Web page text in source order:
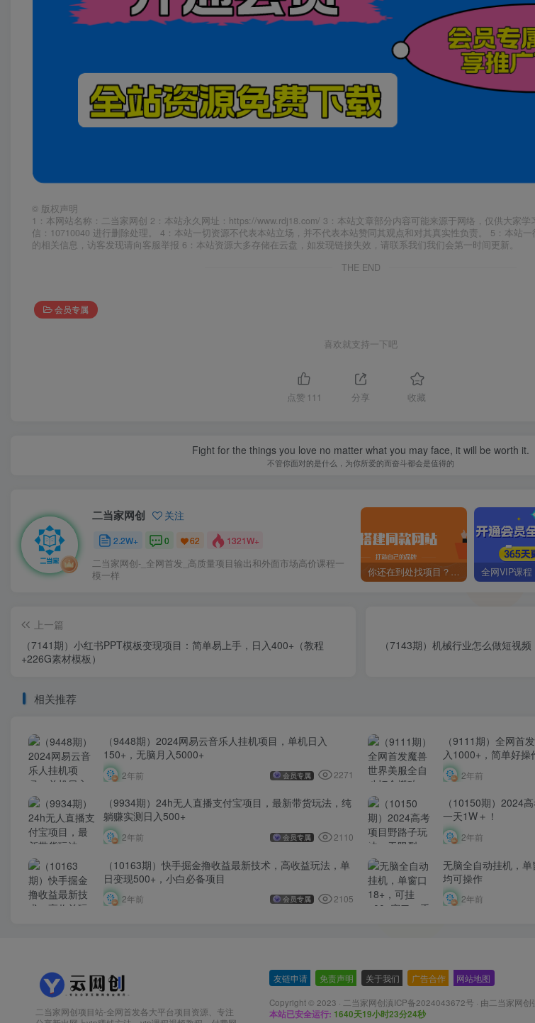
© 版权声明
1：本网站名称：二当家网创 2：本站永久网址：https://www.rdj18.com/ 3：本站文章部分内容可能来源于网络，仅供大家
信：10710040 进行删除处理。 4：本站一切资源不代表本站立场，并不代表本站赞同其观点和对其真实性负责。 5：本站
的相关信息，访客发现请向客服举报 6：本站资源大多存储在云盘，如发现链接失效，请联系我们我们会第一时间更新。
THE END
会员专属
喜欢就支持一下吧
点赞 111 分享 收藏
Fight for the things you love no matter what you may face, it will be worth it.
不管你面对的是什么，为你所爱的而奋斗都会是值得的
二当家网创 关注
2.2W+ 0 62 1321W+
二当家网创-_全网首发_高质量项目输出和外面市场高价课程一
模一样
你还在到处找项目？还在当韭菜？我靠卖项目一个月收入5万+，曾经我也是个失败者。
上一篇
（7141期）小红书PPT模板变现项目：简单易上手，日入400+（教程
+226G素材模板）
（7143期）机械行业怎么做短视
相关推荐
（9448期）2024网易云音乐人挂机项目，单机日入
150+，无脑月入5000+
2年前 会员专属 2271
（9111期）全网首
入1000+，简单好操
2年前
（9934期）24h无人直播支付宝项目，最新带货玩法，纯
躺赚实测日入500+
2年前 会员专属 2110
（10150期）2024
一天1W＋！
2年前
（10163期）快手掘金撸收益最新技术，高收益玩法，单
日变现500+，小白必备项目
2年前 会员专属 2105
无脑全自动挂机，
均可操作
2年前
二当家网创项目站-全网首发各大平台项目资源、专注
友链申请 免责声明 关于我们 广告合作 网站地图
Copyright © 2023 · 二当家网创滇ICP备2024043672号 · 由二当家网创
本站已安全运行: 1640天19小时23分25秒